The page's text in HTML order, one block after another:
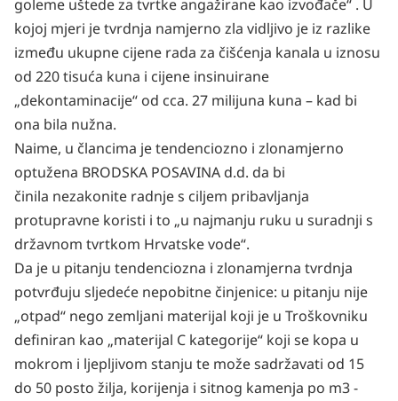
goleme uštede za tvrtkeangažirane kao izvođače“ . U
kojoj mjeri je tvrdnja namjerno zla vidljivo je iz razlike
između ukupne cijene rada za čišćenja kanala u iznosu
od 220 tisuća kuna i cijene insinuirane
„dekontaminacije“ od cca. 27 milijuna kuna – kad bi
ona bila nužna.
Naime, u člancima je tendenciozno i zlonamjerno
optužena BRODSKA POSAVINA d.d. da bi
činila nezakonite radnje s ciljem pribavljanja
protupravne koristi i to „u najmanju ruku u suradnji s
državnom tvrtkom Hrvatske vode“.
Da je u pitanju tendenciozna i zlonamjerna tvrdnja
potvrđuju sljedeće nepobitne činjenice: u pitanju nije
„otpad“ nego zemljani materijal koji je u Troškovniku
definiran kao „materijal C kategorije“ koji se kopa u
mokrom i ljepljivom stanju te može sadržavati od 15
do 50 posto žilja, korijenja i sitnog kamenja po m3 -